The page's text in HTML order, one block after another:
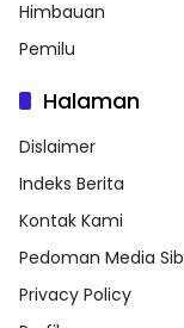
Himbauan
Pemilu
Halaman
Dislaimer
Indeks Berita
Kontak Kami
Pedoman Media
Privacy Policy